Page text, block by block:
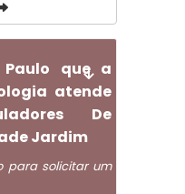
Paulo que a
atende
De
Jardim
para solicitar um